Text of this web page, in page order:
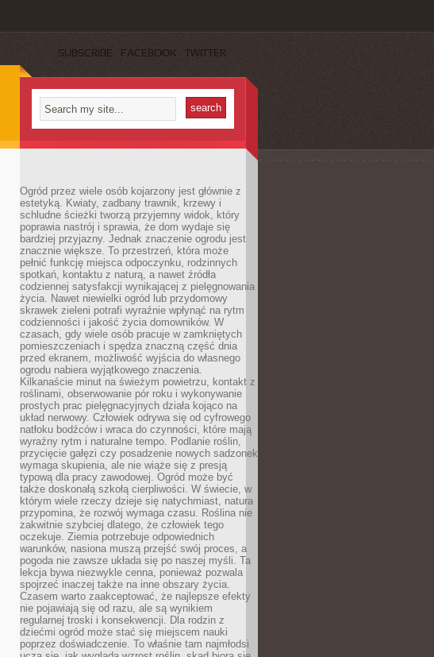
SUBSCRIBE FACEBOOK TWITTER
Ogród przez wiele osób kojarzony jest głównie z
estetyką. Kwiaty, zadbany trawnik, krzewy i
schludne ścieżki tworzą przyjemny widok, który
poprawia nastrój i sprawia, że dom wydaje się
bardziej przyjazny. Jednak znaczenie ogrodu jest
znacznie większe. To przestrzeń, która może
pełnić funkcję miejsca odpoczynku, rodzinnych
spotkań, kontaktu z naturą, a nawet źródła
codziennej satysfakcji wynikającej z pielęgnowania
życia. Nawet niewielki ogród lub przydomowy
skrawek zieleni potrafi wyraźnie wpłynąć na rytm
codzienności i jakość życia domowników. W
czasach, gdy wiele osób pracuje w zamkniętych
pomieszczeniach i spędza znaczną część dnia
przed ekranem, możliwość wyjścia do własnego
ogrodu nabiera wyjątkowego znaczenia.
Kilkanaście minut na świeżym powietrzu, kontakt z
roślinami, obserwowanie pór roku i wykonywanie
prostych prac pielęgnacyjnych działa kojąco na
układ nerwowy. Człowiek odrywa się od cyfrowego
natłoku bodźców i wraca do czynności, które mają
wyraźny rytm i naturalne tempo. Podlanie roślin,
przycięcie gałęzi czy posadzenie nowych sadzonek
wymaga skupienia, ale nie wiąże się z presją
typową dla pracy zawodowej. Ogród może być
także doskonałą szkołą cierpliwości. W świecie, w
którym wiele rzeczy dzieje się natychmiast, natura
przypomina, że rozwój wymaga czasu. Roślina nie
zakwitnie szybciej dlatego, że człowiek tego
oczekuje. Ziemia potrzebuje odpowiednich
warunków, nasiona muszą przejść swój proces, a
pogoda nie zawsze układa się po naszej myśli. Ta
lekcja bywa niezwykle cenna, ponieważ pozwala
spojrzeć inaczej także na inne obszary życia.
Czasem warto zaakceptować, że najlepsze efekty
nie pojawiają się od razu, ale są wynikiem
regularnej troski i konsekwencji. Dla rodzin z
dziećmi ogród może stać się miejscem nauki
poprzez doświadczenie. To właśnie tam najmłodsi